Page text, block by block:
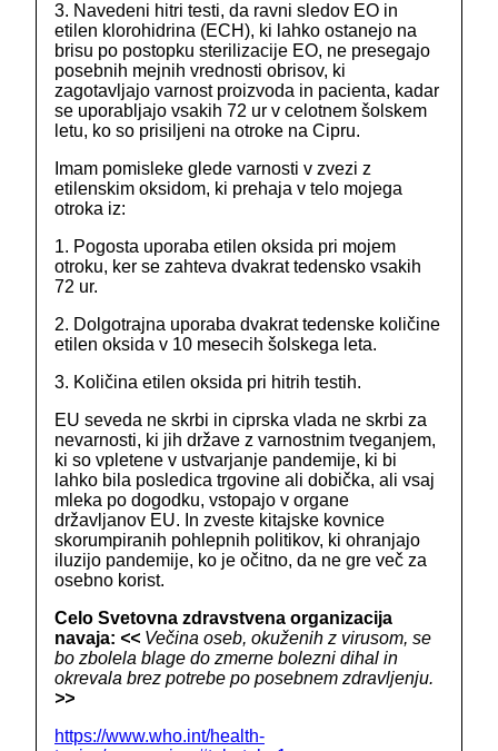
3. Navedeni hitri testi, da ravni sledov EO in
etilen klorohidrina (ECH), ki lahko ostanejo na
brisu po postopku sterilizacije EO, ne presegajo
posebnih mejnih vrednosti obrisov, ki
zagotavljajo varnost proizvoda in pacienta, kadar
se uporabljajo vsakih 72 ur v celotnem šolskem
letu, ko so prisiljeni na otroke na Cipru.
Imam pomisleke glede varnosti v zvezi z
etilenskim oksidom, ki prehaja v telo mojega
otroka iz:
1. Pogosta uporaba etilen oksida pri mojem
otroku, ker se zahteva dvakrat tedensko vsakih
72 ur.
2. Dolgotrajna uporaba dvakrat tedenske količine
etilen oksida v 10 mesecih šolskega leta.
3. Količina etilen oksida pri hitrih testih.
EU seveda ne skrbi in ciprska vlada ne skrbi za
nevarnosti, ki jih države z varnostnim tveganjem,
ki so vpletene v ustvarjanje pandemije, ki bi
lahko bila posledica trgovine ali dobička, ali vsaj
mleka po dogodku, vstopajo v organe
državljanov EU. In zveste kitajske kovnice
skorumpiranih pohlepnih politikov, ki ohranjajo
iluzijo pandemije, ko je očitno, da ne gre več za
osebno korist.
Celo Svetovna zdravstvena organizacija
navaja: << Večina oseb, okuženih z virusom, se
bo zbolela blage do zmerne bolezni dihal in
okrevala brez potrebe po posebnem zdravljenju.
>>
https://www.who.int/health-